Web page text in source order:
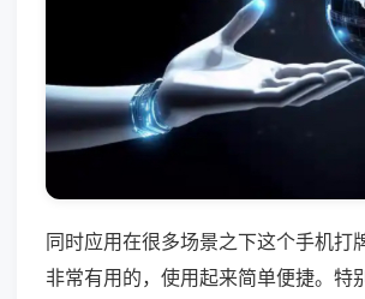
同时应用在很多场景之下这个手机打
非常有用的，使用起来简单便捷。特